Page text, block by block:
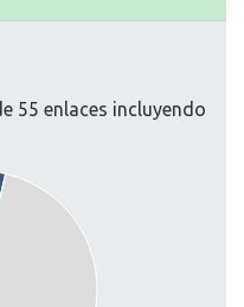
55 enlaces incluyendo